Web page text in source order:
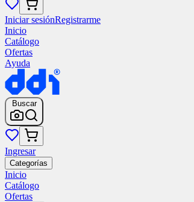
Iniciar sesiónRegistrarme
Inicio
Catálogo
Ofertas
Ayuda
Buscar
Ingresar
Categorías
Inicio
Catálogo
Ofertas